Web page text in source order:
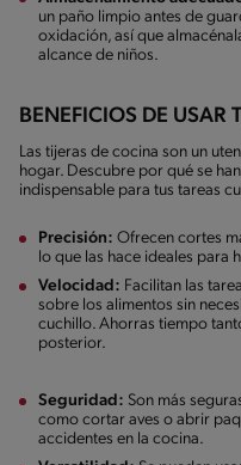
un paño limpio antes de
oxidación, así que
alcance de niños.
BENEFICIOS DE USAR
Las tijeras de cocina son un
hogar. Descubre por qué se
indispensable para tus tareas
Precisión: Ofrecen cortes
lo que las hace ideales para
Velocidad: Facilitan las
sobre los alimentos sin
cuchillo. Ahorras tiempo
posterior.
Seguridad: Son más
como cortar aves o abrir
accidentes en la cocina.